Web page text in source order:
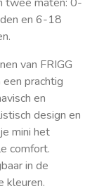
en 6-18
van FRIGG
prachtig
en
design en
mini het
comfort.
in de
kleuren.